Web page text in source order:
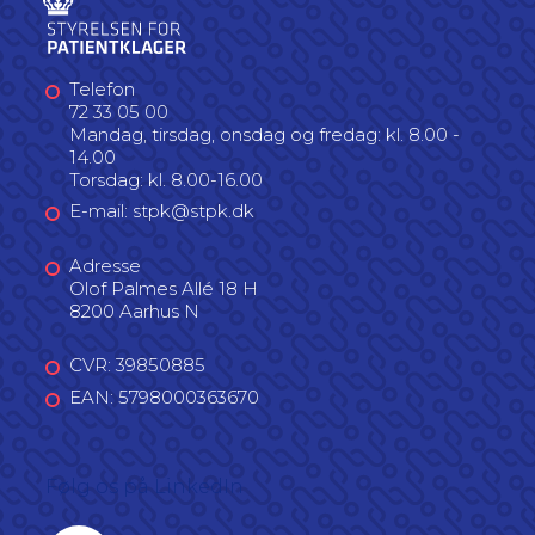
Telefon
72 33 05 00
Mandag, tirsdag, onsdag og fredag: kl. 8.00 -
14.00
Torsdag: kl. 8.00-16.00
E-mail: stpk@stpk.dk
Adresse
Olof Palmes Allé 18 H
8200 Aarhus N
CVR: 39850885
EAN: 5798000363670